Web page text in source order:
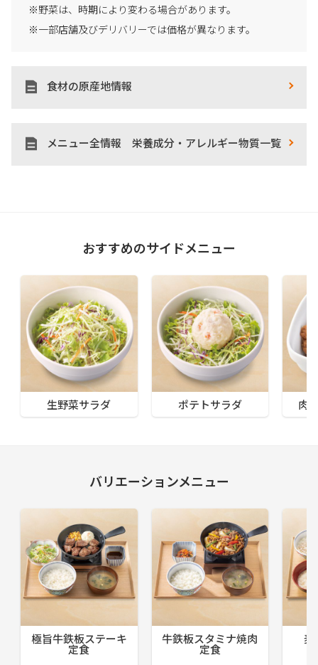
※野菜は、時期により変わる場合があります。
※一部店舗及びデリバリーでは価格が異なります。
食材の原産地情報
メニュー全情報 栄養成分・アレルギー物質一覧
おすすめのサイドメニュー
生野菜サラダ ポテトサラダ 肉
バリエーションメニュー
極旨牛鉄板ステーキ
定食
牛鉄板スタミナ焼肉
定食
麦